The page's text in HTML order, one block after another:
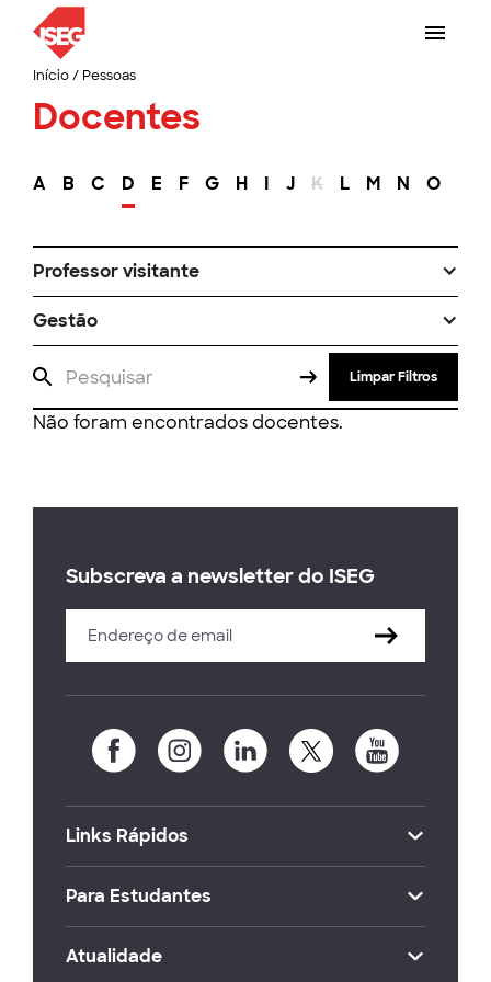
Início/ Pessoas
Docentes
A B C D E F G H I J K L M N O
Professor visitante
Gestão
Limpar Filtros
Não foram encontrados docentes.
Subscreva a newsletter do ISEG
Links Rápidos
Para Estudantes
Atualidade